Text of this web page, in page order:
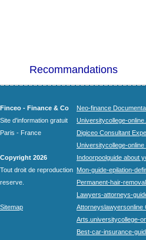
Recommandations
Finceo - Finance & Co
Site d'information gratuit
Paris - France
Copyright 2026
Tout droit de reproduction
reserve.
Sitemap
Neo-finance
Universitycollege-
Digiceo Consultant
Universitycollege-
Indoorpoolguide about
Mon-guide-epilation-
Permanent-hair-
Lawyers-attorneys-
Attorneyslawyersonline
Arts.universitycollege-
Best-car-insurance-